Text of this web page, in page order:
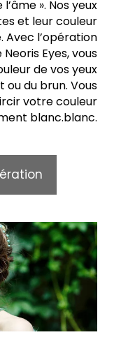
». Nos yeux
et leur couleur
Avec l’opération
Eyes, vous
de vos yeux
ou du brun. Vous
votre couleur
blanc.blanc.